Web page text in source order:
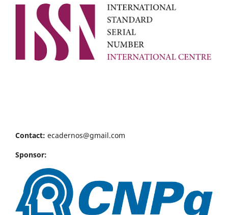
Contact: ecadernos@gmail.com
Sponsor: